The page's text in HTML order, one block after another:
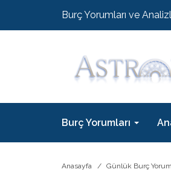
Burç Yorumları ve
Burç Yorumları
Anasayfa Günlük Burç